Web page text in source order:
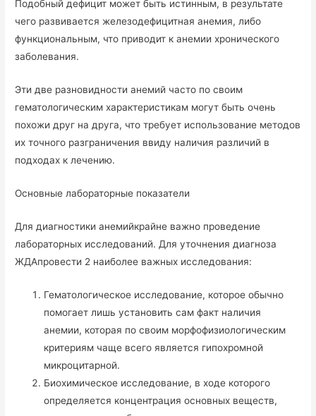
Подобный дефицит может быть истинным, в результате
чего развивается железодефицитная анемия, либо
функциональным, что приводит к анемии хронического
заболевания.
Эти две разновидности анемий часто по своим
гематологическим характеристикам могут быть очень
похожи друг на друга, что требует использование методов
их точного разграничения ввиду наличия различий в
подходах к лечению.
Основные лабораторные показатели
Для диагностики анемийкрайне важно проведение
лабораторных исследований. Для уточнения диагноза
ЖДАпровести 2 наиболее важных исследования:
Гематологическое исследование, которое обычно
помогает лишь установить сам факт наличия
анемии, которая по своим морфофизиологическим
критериям чаще всего является гипохромной
микроцитарной.
Биохимическое исследование, в ходе которого
определяется концентрация основных веществ,